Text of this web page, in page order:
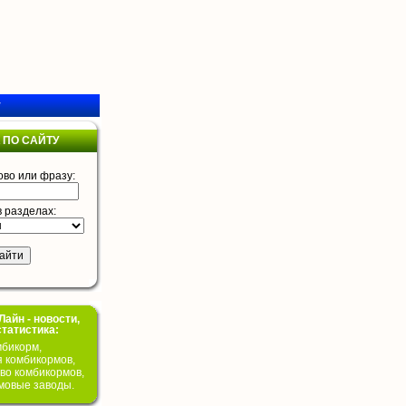
САЙТУ
или фразу:
разделах:
- новости,
комбикормов,
комбикормов,
заводы.